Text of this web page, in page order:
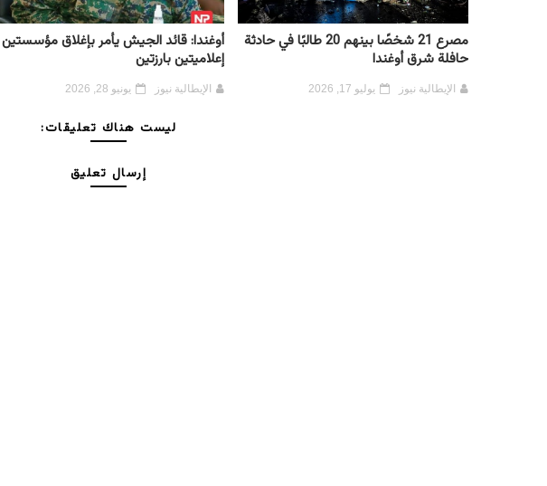
مصرع 21 شخصًا بينهم 20 طالبًا في حادثة
حافلة شرق أوغندا
الإيطالية نيوز يوليو 17, 2026
أوغندا: قائد الجيش يأمر بإغلاق مؤسستين
إعلاميتين بارزتين
الإيطالية نيوز يونيو 28, 2026
ليست هناك تعليقات:
إرسال تعليق